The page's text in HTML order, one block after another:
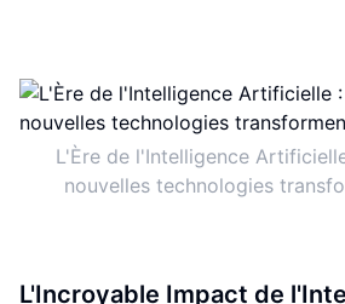
L'Ère de l'Intelligence
nouvelles technologies
L'Incroyable Impact de